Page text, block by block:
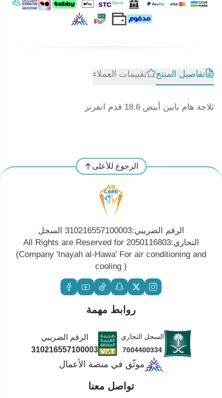
تفاصيل المنتج تقييمات العملاء
ثلاجة هام بابين أبيض 18.6 قدم انفرتر
الرجوع للأعلى
الرقم الضريبي:310216557100003 السجل
التجاري:2050116803 All Rights are Reserved for
(Company 'Inayah al-Hawa' For air conditioning and
cooling )
روابط مهمة
السجل التجاري
7004400334
الرقم الضريبي
310216557100003
موثّق في منصة الأعمال
تواصل معنا